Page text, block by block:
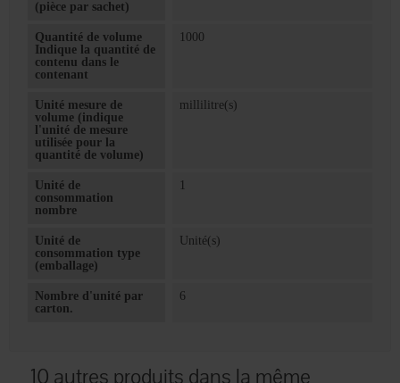
(pièce par sachet)
Quantité de volume
Indique la quantité de
contenu dans le
contenant
1000
Unité mesure de
volume (indique
l'unité de mesure
utilisée pour la
quantité de volume)
millilitre(s)
Unité de
consommation
nombre
Unité de
consommation type
(emballage)
Unité(s)
Nombre d'unité par
carton.
6
10 autres produits dans la même